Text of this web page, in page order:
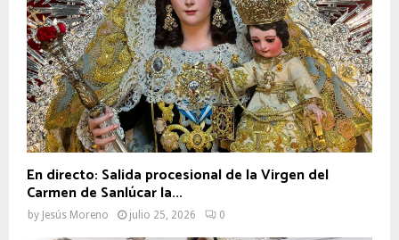
En directo: Salida procesional de la Virgen del
Carmen de Sanlúcar la...
by Jesús Moreno julio 25, 2026 0